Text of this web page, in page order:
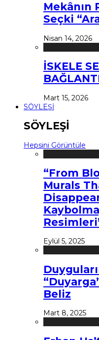
Mekânın
Seçki
Nisan 14, 2026
İSKELE
Mart 15, 2026
SÖYLEŞİ
SÖYLEŞİ
Hepsini Görüntüle
“From
Murals
Eylül 5, 2025
Beliz
Mart 8, 2025